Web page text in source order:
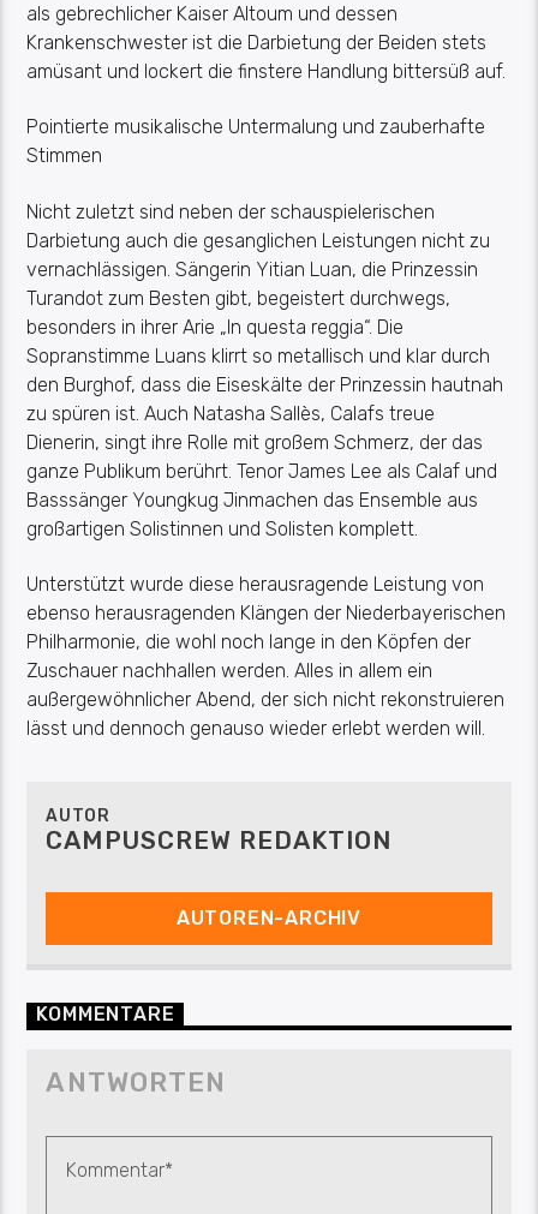
als gebrechlicher Kaiser Altoum und dessen
Krankenschwester ist die Darbietung der Beiden stets
amüsant und lockert die finstere Handlung bittersüß auf.
Pointierte musikalische Untermalung und zauberhafte
Stimmen
Nicht zuletzt sind neben der schauspielerischen
Darbietung auch die gesanglichen Leistungen nicht zu
vernachlässigen. Sängerin Yitian Luan, die Prinzessin
Turandot zum Besten gibt, begeistert durchwegs,
besonders in ihrer Arie „In questa reggia“. Die
Sopranstimme Luans klirrt so metallisch und klar durch
den Burghof, dass die Eiseskälte der Prinzessin hautnah
zu spüren ist. Auch Natasha Sallès, Calafs treue
Dienerin, singt ihre Rolle mit großem Schmerz, der das
ganze Publikum berührt. Tenor James Lee als Calaf und
Basssänger Youngkug Jinmachen das Ensemble aus
großartigen Solistinnen und Solisten komplett.
Unterstützt wurde diese herausragende Leistung von
ebenso herausragenden Klängen der Niederbayerischen
Philharmonie, die wohl noch lange in den Köpfen der
Zuschauer nachhallen werden. Alles in allem ein
außergewöhnlicher Abend, der sich nicht rekonstruieren
lässt und dennoch genauso wieder erlebt werden will.
AUTOR
CAMPUSCREW REDAKTION
AUTOREN-ARCHIV
KOMMENTARE
ANTWORTEN